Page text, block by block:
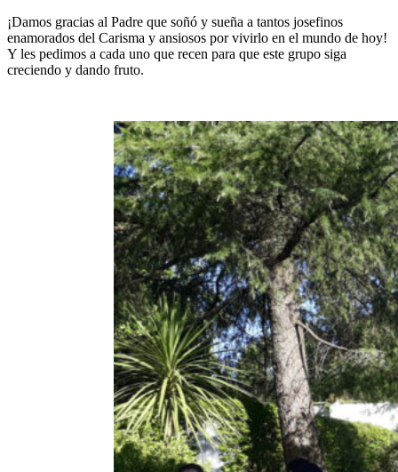
¡Damos gracias al Padre que soñó y sueña a tantos josefinos
enamorados del Carisma y ansiosos por vivirlo en el mundo de hoy!
Y les pedimos a cada uno que recen para que este grupo siga
creciendo y dando fruto.